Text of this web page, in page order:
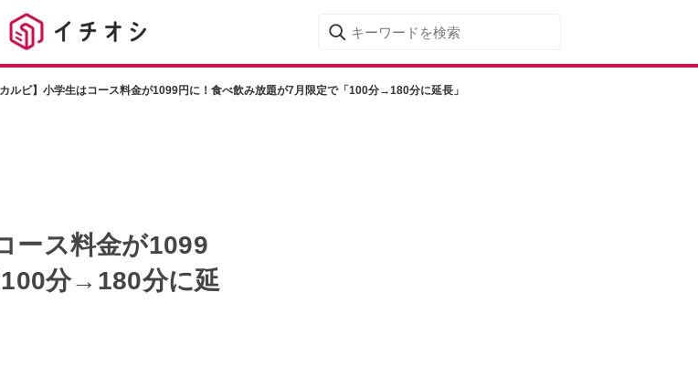
カルビ】小学生はコース料金が1099円に！食べ飲み放題が7月限定で「100分→180分に延長」
ース料金が1099
100分→180分に延